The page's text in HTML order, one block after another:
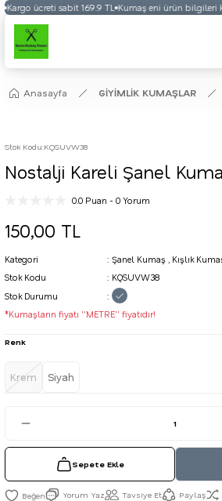
Kargo ücreti sabit 169.9 TL Kumaş eni ürün bilgileri
Anasayfa GİYİMLİK KUMAŞLAR
Stok Kodu:KQSUVW38
Nostalji Kareli Şanel
0.0 Puan - 0 Yorum
150,00 TL
Kategori Şanel Kumaş , Kışlık
Stok Kodu
KQSUVW38
Stok Durumu
*Kumaşların fiyatı ''METRE'' fiyatıdır!
Renk
Krem Siyah
Sepete Ekle
Yorum Yaz Tavsiye Et Paylaş